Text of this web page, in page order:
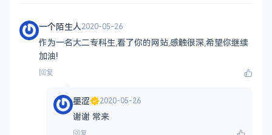
一个陌生人2020-05-26
作为一名大二专科生,看了你的网站,感触很深,希望你继续
加油!
回复
墨涩 2020-05-26
谢谢 常来